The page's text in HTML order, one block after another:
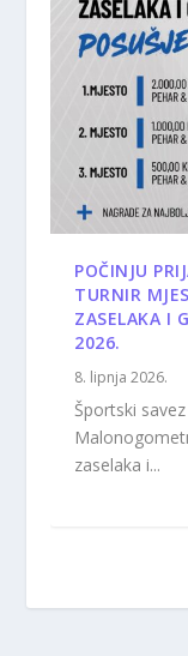
POČINJU
TURNIR
ZASELAKA I
2026.
8. lipnja 2026.
Športski
zaselaka i...